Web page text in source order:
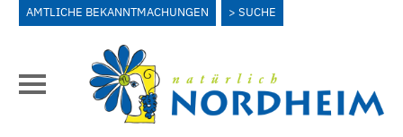
AMTLICHE BEKANNTMACHUNGEN SUCHE